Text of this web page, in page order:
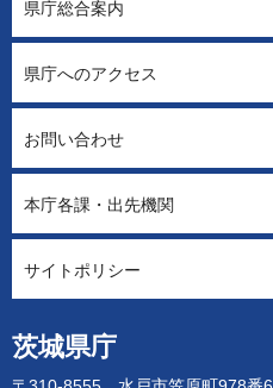
茨城県庁
県庁総合案内
県庁へのアクセス
お問い合わせ
本庁各課・出先機関
サイトポリシー